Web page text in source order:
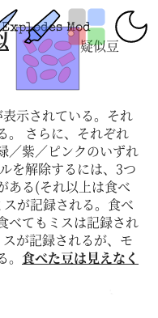
Mod
疑似豆
示されている。それ
。 さらに、それぞれ
／紫／ピンクのいずれ
を解除するには、3つ
ある(それ以上は食べ
が記録される。食べ
べてもミスは記録され
が記録されるが、モ
食べた豆は見えなく